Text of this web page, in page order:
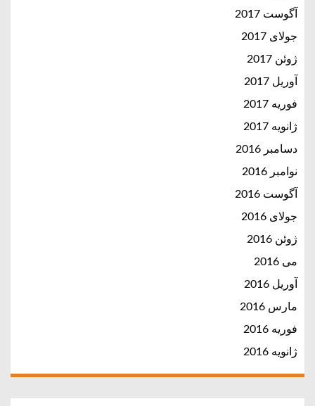
آگوست 2017
جولای 2017
ژوئن 2017
آوریل 2017
فوریه 2017
ژانویه 2017
دسامبر 2016
نوامبر 2016
آگوست 2016
جولای 2016
ژوئن 2016
می 2016
آوریل 2016
مارس 2016
فوریه 2016
ژانویه 2016